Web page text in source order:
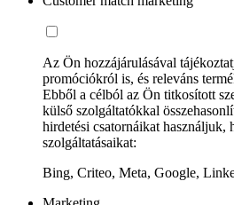
Az Ön hozzájárulásával
promóciókról is, és releváns
Ebből a célból az Ön titkosított
külső szolgáltatókkal
hirdetési csatornáikat használjuk,
szolgáltatásaikat:
Bing, Criteo, Meta, Google,